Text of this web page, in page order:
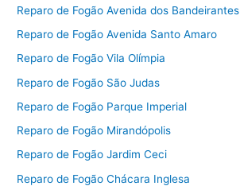
Reparo de Fogão Avenida dos Bandeirantes
Reparo de Fogão Avenida Santo Amaro
Reparo de Fogão Vila Olímpia
Reparo de Fogão São Judas
Reparo de Fogão Parque Imperial
Reparo de Fogão Mirandópolis
Reparo de Fogão Jardim Ceci
Reparo de Fogão Chácara Inglesa